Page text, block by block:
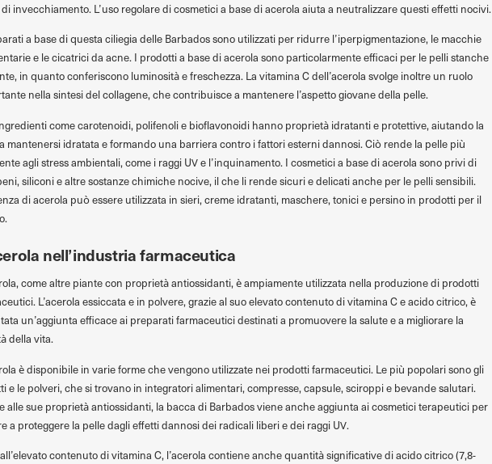
invecchiamento. L’uso regolare di cosmetici a base di acerola aiuta a neutralizzare questi effetti nocivi.
a base di questa ciliegia delle Barbados sono utilizzati per ridurre l’iperpigmentazione, le macchie
e le cicatrici da acne. I prodotti a base di acerola sono particolarmente efficaci per le pelli stanche
in quanto conferiscono luminosità e freschezza. La vitamina C dell’acerola svolge inoltre un ruolo
nella sintesi del collagene, che contribuisce a mantenere l’aspetto giovane della pelle.
come carotenoidi, polifenoli e bioflavonoidi hanno proprietà idratanti e protettive, aiutando la
mantenersi idratata e formando una barriera contro i fattori esterni dannosi. Ciò rende la pelle più
agli stress ambientali, come i raggi UV e l’inquinamento. I cosmetici a base di acerola sono privi di
siliconi e altre sostanze chimiche nocive, il che li rende sicuri e delicati anche per le pelli sensibili.
di acerola può essere utilizzata in sieri, creme idratanti, maschere, tonici e persino in prodotti per il
nell’industria farmaceutica
come altre piante con proprietà antiossidanti, è ampiamente utilizzata nella produzione di prodotti
L’acerola essiccata e in polvere, grazie al suo elevato contenuto di vitamina C e acido citrico, è
un’aggiunta efficace ai preparati farmaceutici destinati a promuovere la salute e a migliorare la
della vita.
è disponibile in varie forme che vengono utilizzate nei prodotti farmaceutici. Le più popolari sono gli
e le polveri, che si trovano in integratori alimentari, compresse, capsule, sciroppi e bevande salutari.
alle sue proprietà antiossidanti, la bacca di Barbados viene anche aggiunta ai cosmetici terapeutici per
a proteggere la pelle dagli effetti dannosi dei radicali liberi e dei raggi UV.
contenuto di vitamina C, l’acerola contiene anche quantità significative di acido citrico (7,8-